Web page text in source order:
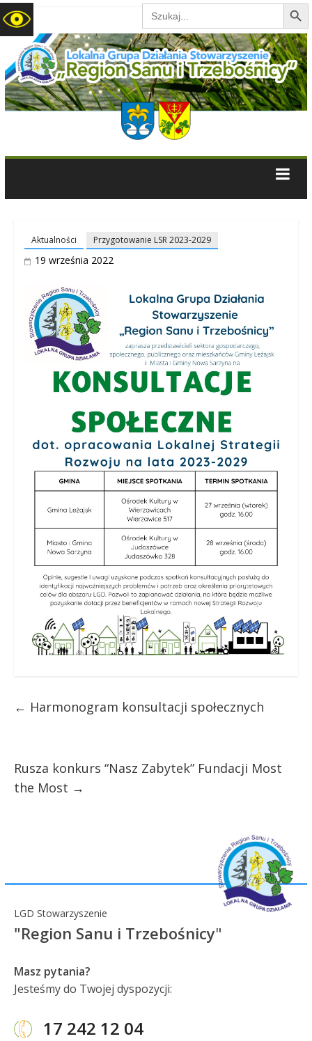
Search
for:
LGD
Aktualności Przygotowanie LSR 2023-2029
19 września 2022
← Harmonogram konsultacji społecznych
Rusza konkurs “Nasz Zabytek” Fundacji Most
the Most →
LGD Stowarzyszenie
"Region Sanu i Trzebośnicy"
Masz pytania?
Jesteśmy do Twojej dyspozycji:
17 242 12 04